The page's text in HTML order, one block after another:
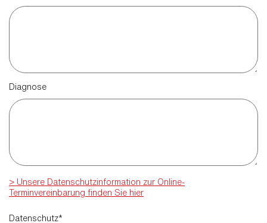
Diagnose
> Unsere Datenschutzinformation zur Online-
Terminvereinbarung finden Sie hier
Datenschutz*